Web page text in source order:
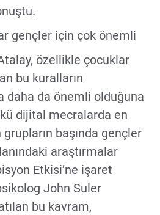
gençler için çok önemli
özellikle çocuklar
bu kuralların
daha da önemli olduğuna
dijital mecralarda en
başında gençler
araştırmalar
Etkisi’ne işaret
John Suler
bu kavram,